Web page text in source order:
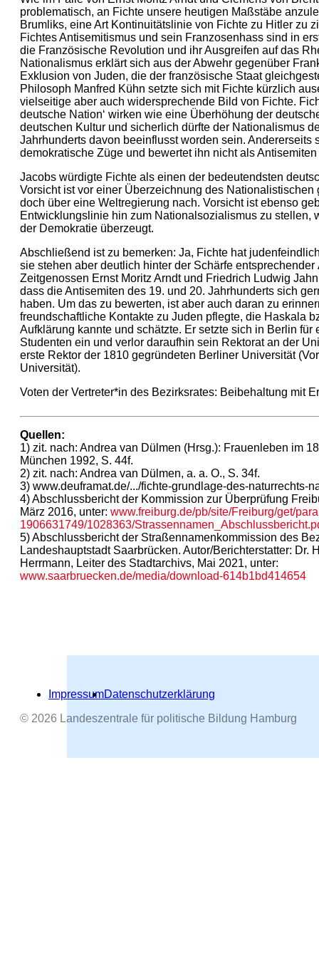
problematisch, an Fichte unsere heutigen Maßstäbe
Brumliks, eine Art Kontinuitätslinie von Fichte zu Hitler zu
Fichtes Antisemitismus und sein Franzosenhass sind in
die Französische Revolution und ihr Ausgreifen auf das
Nationalismus erklärt sich aus der Abwehr gegenüber
Exklusion von Juden, die der französische Staat
Philosoph Manfred Kühn setzte sich mit Fichte kürzlich
vielseitige aber auch widersprechende Bild von Fichte.
deutsche Nation‘ wirken wie eine Überhöhung der
deutschen Kultur und sicherlich dürfte der Nationalismus
Jahrhunderts davon beeinflusst worden sein. Andererseits
demokratische Züge und bewertet ihn nicht als
Jacobs würdigte Fichte als einen der bedeutendsten
Vorsicht ist vor einer Überzeichnung des Nationalistischen
doch über eine Weltregierung nach. Vorsicht ist ebenso
Entwicklungslinie hin zum Nationalsozialismus zu stellen,
der Demokratie überzeugt.
Abschließend ist zu bemerken: Ja, Fichte hat
sie stehen aber deutlich hinter der Schärfe
Zeitgenossen Ernst Moritz Arndt und Friedrich Ludwig
dass die Antisemiten des 19. und 20. Jahrhunderts sich
haben. Um das zu bewerten, ist aber auch daran zu
freundschaftliche Kontakte zu Juden pflegte, die Haskala
Aufklärung kannte und schätzte. Er setzte sich in Berlin für
Studenten ein und verlor daraufhin sein Rektorat an der
erste Rektor der 1810 gegründeten Berliner Universität
Universität).
Voten der Vertreter*in des Bezirksrates: Beibehaltung mit
Quellen:
1) zit. nach: Andrea van Dülmen (Hrsg.): Frauenleben im
München 1992, S. 44f.
2) zit. nach: Andrea van Dülmen, a. a. O., S. 34f.
3) www.deuframat.de/.../fichte-grundlage-des-naturrechts-
4) Abschlussbericht der Kommission zur Überprüfung
März 2016, unter: www.freiburg.de/pb/site/Freiburg/get/
1906631749/1028363/
5) Abschlussbericht der Straßennamenkommission des
Landeshauptstadt Saarbrücken. Autor/Berichterstatter: Dr.
Herrmann, Leiter des Stadtarchivs, Mai 2021, unter:
www.saarbruecken.de/media/download-614b1bd414654
ImpressumDatenschutzerklärung
© 2026 Landeszentrale für politische Bildung Hamburg